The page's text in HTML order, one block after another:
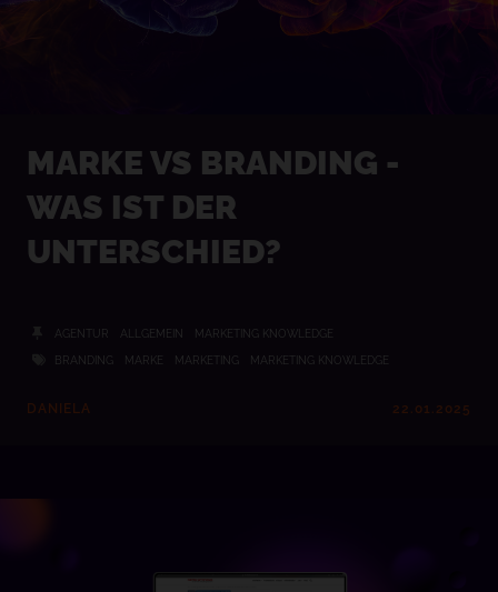
MARKE VS BRANDING -
WAS IST DER
UNTERSCHIED?
AGENTUR ALLGEMEIN MARKETING KNOWLEDGE
BRANDING MARKE MARKETING MARKETING KNOWLEDGE
DANIELA 22.01.2025